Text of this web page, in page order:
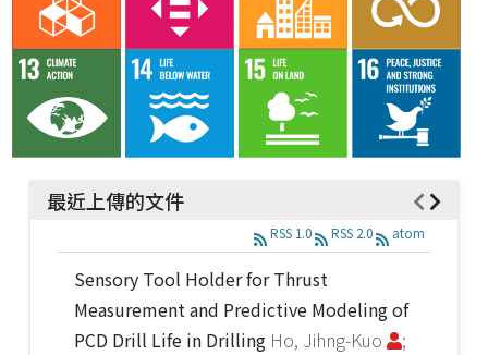
最近上傳的文件
RSS 1.0 RSS 2.0 atom
Sensory Tool Holder for Thrust
Measurement and Predictive Modeling of
PCD Drill Life in Drilling Ho, Jihng-Kuo
;